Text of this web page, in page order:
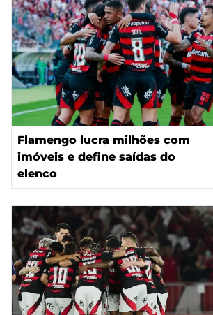
Flamengo lucra milhões com
imóveis e define saídas do
elenco